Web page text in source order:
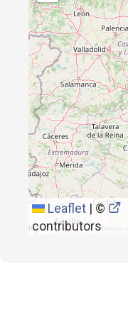
Leaflet |©
contributors